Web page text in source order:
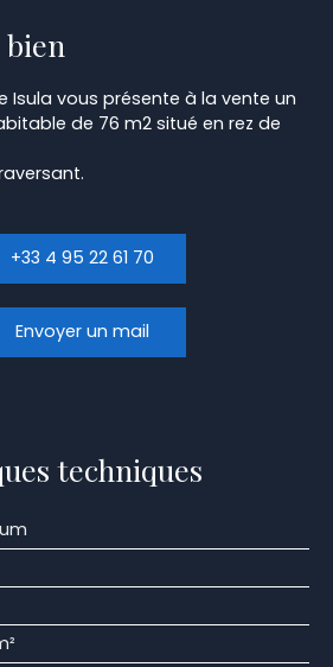
Isula vous présente à la vente un
de 76 m2 situé en rez de
+33 4 95 22 61 70
Envoyer un mail
techniques